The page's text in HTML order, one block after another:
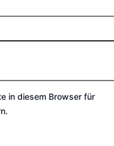
in diesem Browser für